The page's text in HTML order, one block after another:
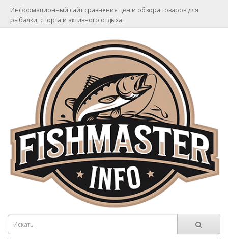
Информационный сайт сравнения цен и обзора товаров для
рыбалки, спорта и активного отдыха.